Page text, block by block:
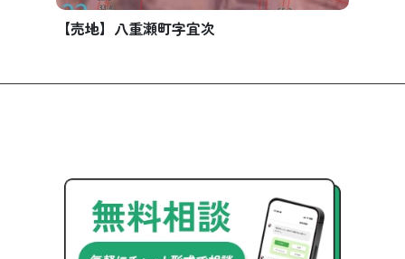
【売地】八重瀬町字宜次